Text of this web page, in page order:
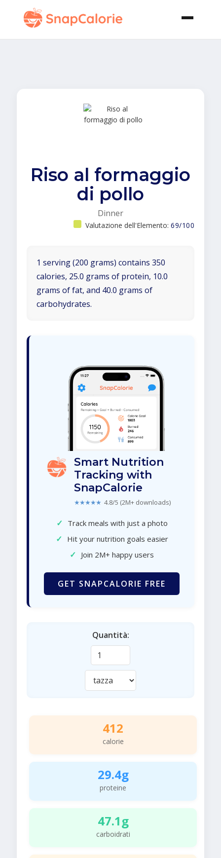
Riso al formaggio
di pollo
Dinner
Valutazione dell'Elemento: 69/100
1 serving (200 grams) contains 350
calories, 25.0 grams of protein, 10.0
grams of fat, and 40.0 grams of
carbohydrates.
Smart Nutrition
Tracking with
SnapCalorie
★★★★★ 4.8/5 (2M+ downloads)
✓ Track meals with just a photo
✓ Hit your nutrition goals easier
✓ Join 2M+ happy users
GET SNAPCALORIE FREE
Quantità:
412
calorie
29.4g
proteine
47.1g
carboidrati